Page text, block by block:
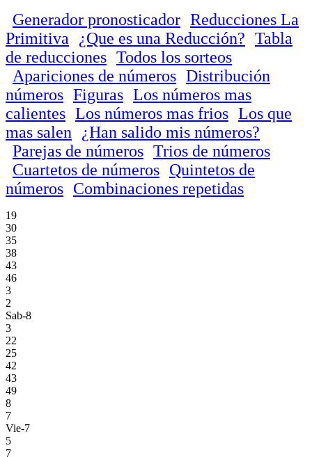
Generador pronosticador Reducciones La
Primitiva
¿Que es una Reducción? Tabla
de reducciones Todos los sorteos
Apariciones de números Distribución
números Figuras Los números mas
calientes Los números mas frios Los que
mas salen
¿Han salido mis números?
Parejas de números Trios de números
Cuartetos de números Quintetos de
números Combinaciones repetidas
19
30
35
38
43
46
3
2
Sab-8
3
22
25
42
43
49
8
7
Vie-7
5
7